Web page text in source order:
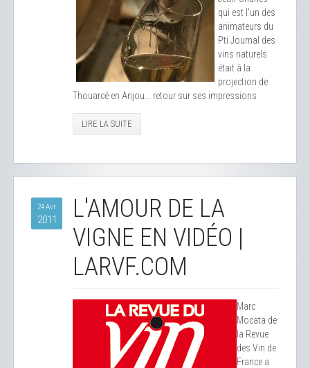
qui est l'un des
animateurs du
Pti Journal des
vins naturels
était à la
projection de
Thouarcé en Anjou... retour sur ses impressions
LIRE LA SUITE
24 Avr
2011
L'AMOUR DE LA
VIGNE EN VIDÉO |
LARVF.COM
Marc
Mocata de
la Revue
des Vin de
France a